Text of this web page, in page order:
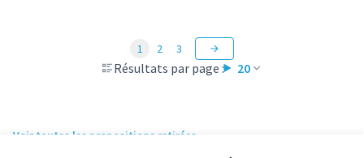
Résultats par page : 20
1 2 3
Voir toutes les propositions retirées